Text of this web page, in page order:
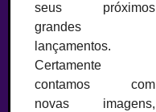
seus próximos
grandes
lançamentos.
Certamente
contamos com
novas imagens,